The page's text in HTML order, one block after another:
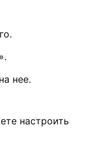
нее.
настроить